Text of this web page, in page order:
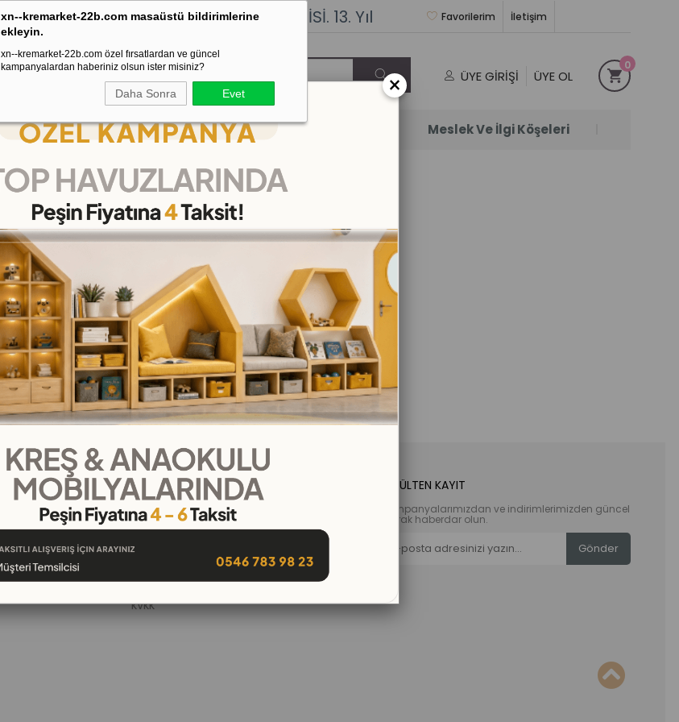
xn--kremarket-22b.com masaüstü bildirimlerine
ekleyin.
xn--kremarket-22b.com özel fırsatlardan ve güncel
kampanyalardan haberiniz olsun ister misiniz?
Daha Sonra Evet
Stoktan Gönderim.% 100İADEGARANTİSİ. 13. Yıl İletişim
Favorilerim
ÜYE GIRIŞI ÜYE OL
0
Kaydırak Salıncak Tahterevalli Çok Satanlar Meslek Ve İlgi Köşeleri
KURUMSAL
Hakkımızda
İletişim
Banka Hesap Numaraları
Gizlilik ve Güvenlik
Garanti ve İade
KVKK
E-BÜLTEN KAYIT
Kampanyalarımızdan ve indirimlerimizden güncel
olarak haberdar olun.
Gönder
×